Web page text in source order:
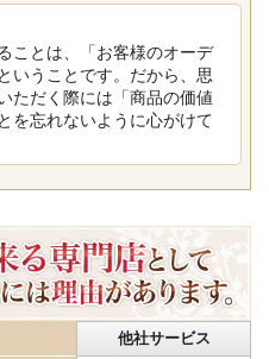
ことは、「お客様のオーデ
いうことです。だから、思
ただく際には「商品の価値
を忘れないように心がけて
他社サービス